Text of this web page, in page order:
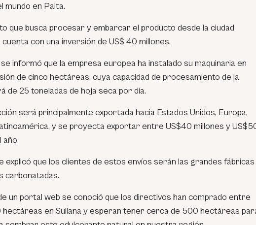
mundo en Paita.
que busca procesar y embarcar el producto desde la ciudad
con una inversión de US$ 40 millones.
informó que la empresa europea ha instalado su maquinaria en
de cinco hectáreas, cuya capacidad de procesamiento de la
de 25 toneladas de hoja seca por día.
será principalmente exportada hacia Estados Unidos, Europa,
y se proyecta exportar entre US$40 millones y
año.
explicó que los clientes de estos envíos serán las grandes fábricas
carbonatadas.
un portal web se conoció que los directivos han comprado entre
hectáreas en Sullana y esperan tener cerca de 500 hectáreas